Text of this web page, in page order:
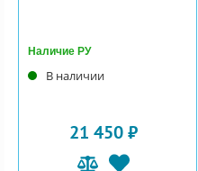
Наличие РУ
В наличии
21 450 ₽